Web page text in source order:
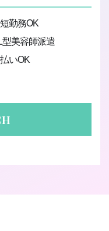
勤務OK
型美容師派遣
いOK